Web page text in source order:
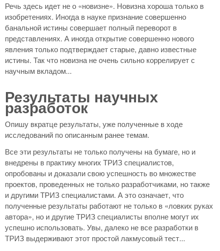
Речь здесь идет не о «новизне». Новизна хороша только в
изобретениях. Иногда в науке признание совершенно
банальной истины совершает полный переворот в
представлениях. А иногда открытие совершенно нового
явления только подтверждает старые, давно известные
истины. Так что новизна не очень сильно коррелирует с
научным вкладом...
Результаты научных
разработок
Опишу вкратце результаты, уже полученные в ходе
исследований по описанным ранее темам.
Все эти результаты не только получены на бумаге, но и
внедрены в практику многих ТРИЗ специалистов,
опробованы и доказали свою успешность во множестве
проектов, проведенных не только разработчиками, но также
и другими ТРИЗ специалистами. А это означает, что
полученные результаты работают не только в «ловких руках
автора», но и другие ТРИЗ специалисты вполне могут их
успешно использовать. Увы, далеко не все разработки в
ТРИЗ выдерживают этот простой лакмусовый тест...